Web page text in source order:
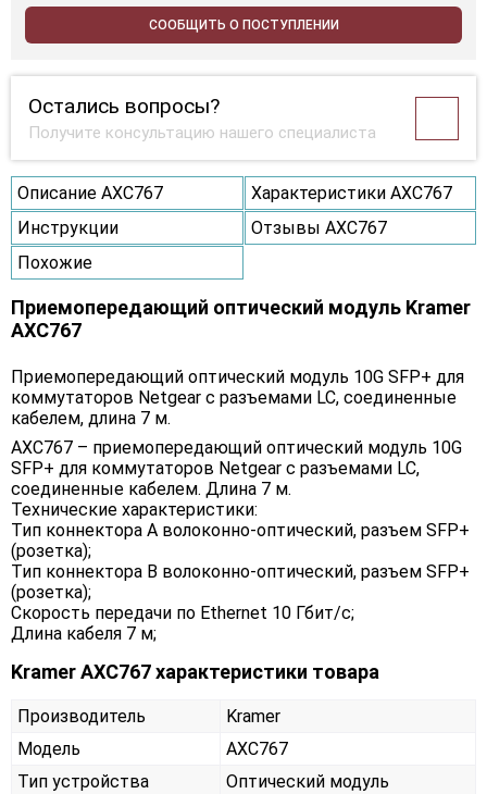
СООБЩИТЬ О ПОСТУПЛЕНИИ
Остались вопросы?
Получите консультацию нашего специалиста
Описание AXC767
Характеристики AXC767
Инструкции
Отзывы AXC767
Похожие
Приемопередающий оптический модуль Kramer
AXC767
Приемопередающий оптический модуль 10G SFP+ для
коммутаторов Netgear с разъемами LC, соединенные
кабелем, длина 7 м.
AXC767 – приемопередающий оптический модуль 10G
SFP+ для коммутаторов Netgear с разъемами LC,
соединенные кабелем. Длина 7 м.
Технические характеристики:
Тип коннектора A волоконно-оптический, разъем SFP+
(розетка);
Тип коннектора B волоконно-оптический, разъем SFP+
(розетка);
Скорость передачи по Ethernet 10 Гбит/с;
Длина кабеля 7 м;
Kramer AXC767 характеристики товара
Производитель
Kramer
Модель
AXC767
Тип устройства
Оптический модуль